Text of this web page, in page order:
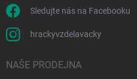
Sledujte nás na Facebooku
hrackyvzdelavacky
NAŠE PRODEJNA